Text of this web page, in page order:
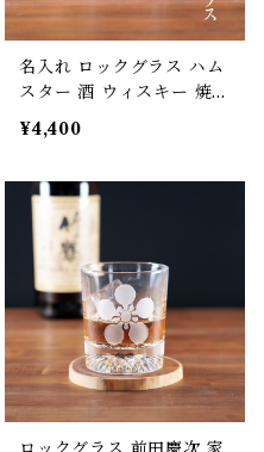
名入れ ロックグラス ハム
スター 酒 ウィスキー 焼酎
誕生日 父の日 母の日 敬老
の日 プレゼント ギフト
¥4,400